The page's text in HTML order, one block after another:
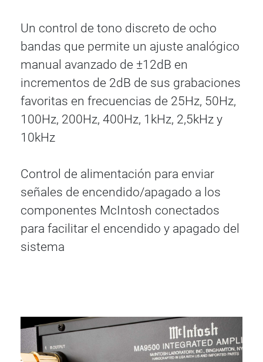
Un control de tono discreto de ocho
bandas que permite un ajuste analógico
manual avanzado de ±12dB en
incrementos de 2dB de sus grabaciones
favoritas en frecuencias de 25Hz, 50Hz,
100Hz, 200Hz, 400Hz, 1kHz, 2,5kHz y
10kHz
Control de alimentación para enviar
señales de encendido/apagado a los
componentes McIntosh conectados
para facilitar el encendido y apagado del
sistema